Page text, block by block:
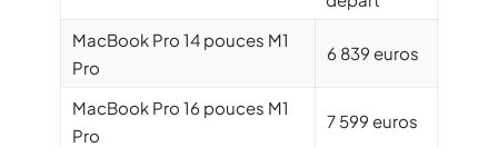
MacBook Pro 14 pouces M1
Pro
6 839 euros
MacBook Pro 16 pouces M1
Pro
7 599 euros